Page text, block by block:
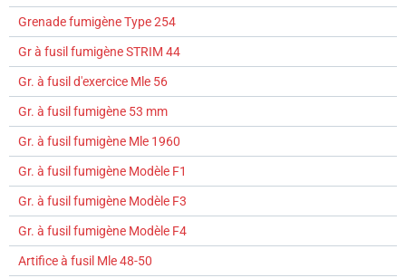
Grenade fumigène Type 254
Gr à fusil fumigène STRIM 44
Gr. à fusil d'exercice Mle 56
Gr. à fusil fumigène 53 mm
Gr. à fusil fumigène Mle 1960
Gr. à fusil fumigène Modèle F1
Gr. à fusil fumigène Modèle F3
Gr. à fusil fumigène Modèle F4
Artifice à fusil Mle 48-50